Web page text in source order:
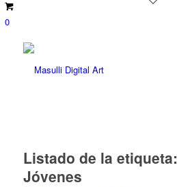
0
Listado de la etiqueta:
Jóvenes